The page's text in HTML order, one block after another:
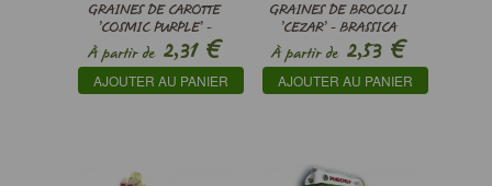
GRAINES DE CAROTTE
’COSMIC PURPLE’ -
DAUCUS CAROTA
À partir de2,31€
AJOUTER AU PANIER
GRAINES DE BROCOLI
’CEZAR’ - BRASSICA
OLERACEA CONT.
BOTRYTIS VAR. CYM
À partir de2,53€
AJOUTER AU PANIER